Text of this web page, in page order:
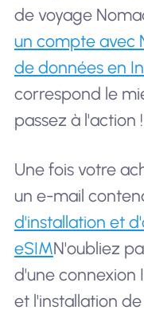
de voyage
un compte avec
de données en
correspond le
passez à l'action
Une fois votre
un e-mail
d'installation et
eSIMN'oubliez
d'une connexion
et l'installation